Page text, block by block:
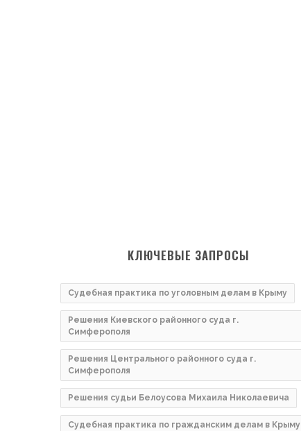
КЛЮЧЕВЫЕ ЗАПРОСЫ
Судебная практика по уголовным делам в Крыму
Решения Киевского районного суда г.
Симферополя
Решения Центрального районного суда г.
Симферополя
Решения судьи Белоусова Михаила Николаевича
Судебная практика по гражданским делам в Крыму